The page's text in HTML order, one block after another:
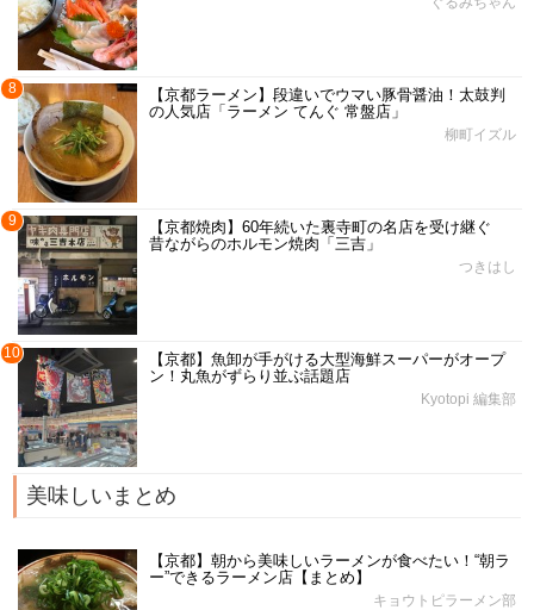
8
【京都ラーメン】段違いでウマい豚骨醤油！太鼓判
の人気店「ラーメン てんぐ 常盤店」
柳町イズル
9
【京都焼肉】60年続いた裏寺町の名店を受け継ぐ
昔ながらのホルモン焼肉「三吉」
つきはし
10
【京都】魚卸が手がける大型海鮮スーパーがオープ
ン！丸魚がずらり並ぶ話題店
Kyotopi 編集部
美味しいまとめ
【京都】朝から美味しいラーメンが食べたい！“朝ラ
ー”できるラーメン店【まとめ】
キョウトピラーメン部